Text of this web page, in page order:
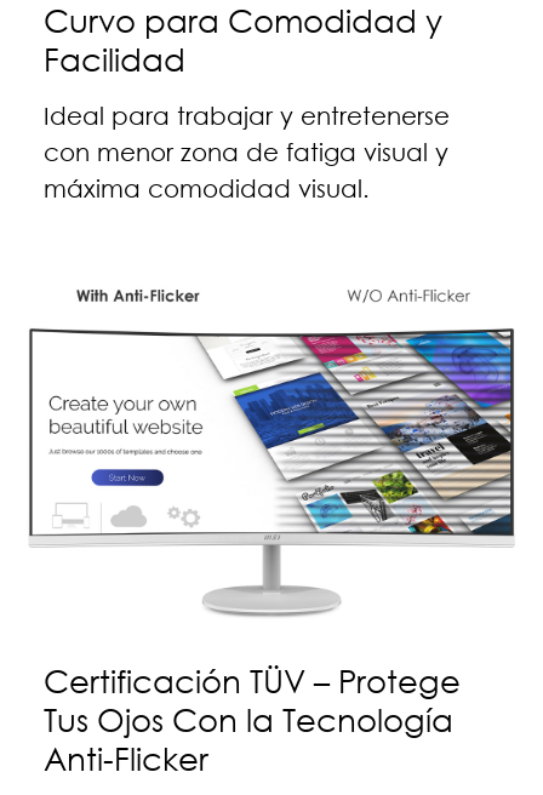
Curvo para Comodidad y
Facilidad
Ideal para trabajar y entretenerse
con menor zona de fatiga visual y
máxima comodidad visual.
Certificación TÜV – Protege
Tus Ojos Con la Tecnología
Anti-Flicker